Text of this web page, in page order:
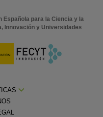
Española para la Ciencia y la
Innovación y Universidades